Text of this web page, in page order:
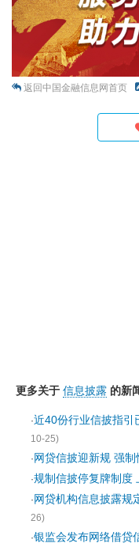
返回中国金融信息网首页
更多关于 信息披露 的新
·近40份行业信披指引
10-25)
·网贷信披迎新规 强
·规制信披停复牌制度
·网贷机构信息披露规
26)
·银监会发布网络借贷